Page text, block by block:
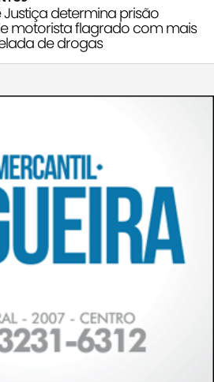
Justiça determina prisão
motorista flagrado com mais
de drogas